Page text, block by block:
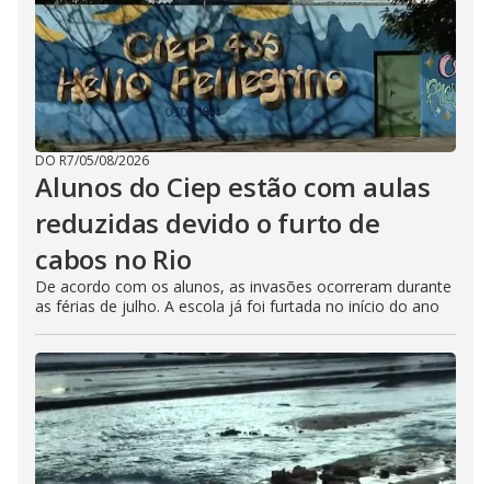
DO R7/05/08/2026
Alunos do Ciep estão com aulas
reduzidas devido o furto de
cabos no Rio
De acordo com os alunos, as invasões ocorreram durante
as férias de julho. A escola já foi furtada no início do ano